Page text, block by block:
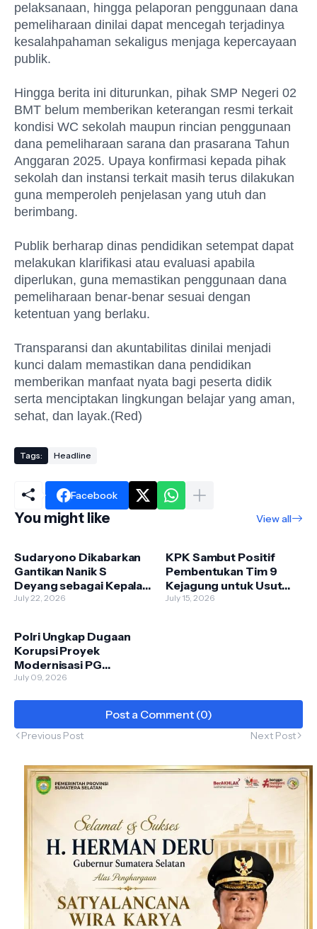
pelaksanaan, hingga pelaporan penggunaan dana
pemeliharaan dinilai dapat mencegah terjadinya
kesalahpahaman sekaligus menjaga kepercayaan
publik.
Hingga berita ini diturunkan, pihak SMP Negeri 02
BMT belum memberikan keterangan resmi terkait
kondisi WC sekolah maupun rincian penggunaan
dana pemeliharaan sarana dan prasarana Tahun
Anggaran 2025. Upaya konfirmasi kepada pihak
sekolah dan instansi terkait masih terus dilakukan
guna memperoleh penjelasan yang utuh dan
berimbang.
Publik berharap dinas pendidikan setempat dapat
melakukan klarifikasi atau evaluasi apabila
diperlukan, guna memastikan penggunaan dana
pemeliharaan benar-benar sesuai dengan
ketentuan yang berlaku.
Transparansi dan akuntabilitas dinilai menjadi
kunci dalam memastikan dana pendidikan
memberikan manfaat nyata bagi peserta didik
serta menciptakan lingkungan belajar yang aman,
sehat, dan layak.(Red)
Tags: Headline
Facebook
You might like View all
Sudaryono Dikabarkan
Gantikan Nanik S
Deyang sebagai Kepala
BGN, Istana Masih
July 22, 2026
KPK Sambut Positif
Pembentukan Tim 9
Kejagung untuk Usut
Kasus Febrie Adriansyah
July 15, 2026
Polri Ungkap Dugaan
Korupsi Proyek
Modernisasi PG
Assembagoes, Kerugian
July 09, 2026
Post a Comment (0)
Previous Post Next Post